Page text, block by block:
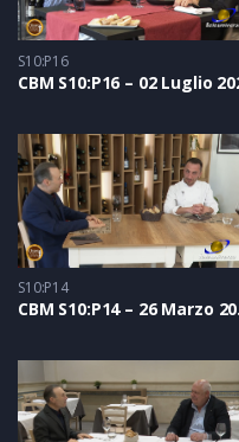
S10:P16
CBM S10:P16 – 02 Luglio
S10:P14